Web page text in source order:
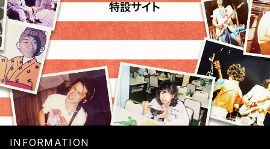
INFORMATION